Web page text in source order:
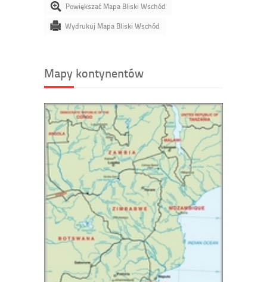
Powiększać Mapa Bliski Wschód
Wydrukuj Mapa Bliski Wschód
Mapy kontynentów